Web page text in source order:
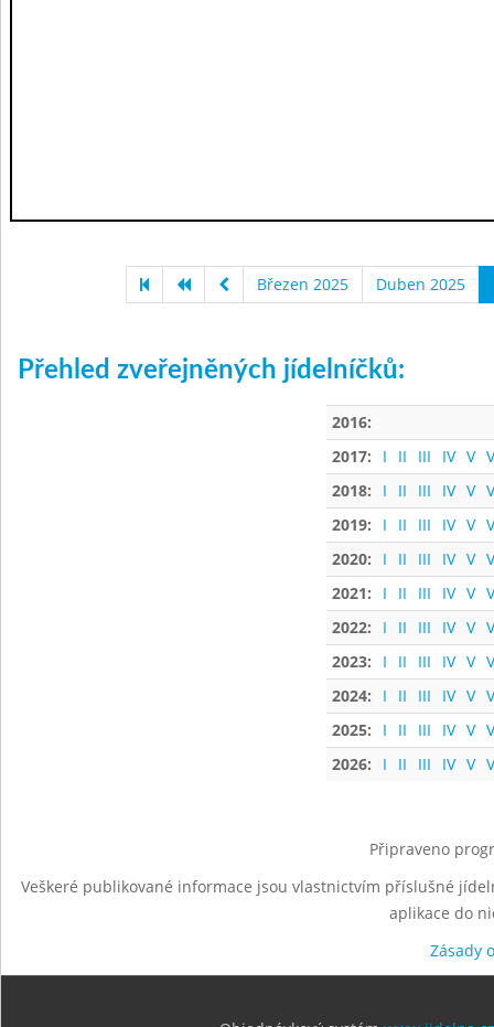
Březen 2025 Duben 2025
Přehled zveřejněných jídelníčků:
2016:
2017:
I II III IV V
2018:
I II III IV V
2019:
I II III IV V
2020:
I II III IV V
2021:
I II III IV V
2022:
I II III IV V
2023:
I II III IV V
2024:
I II III IV V
2025:
I II III IV V
2026:
I II III IV V
Připraveno
Veškeré publikované informace jsou vlastnictvím příslušné
aplikace do
Zásady